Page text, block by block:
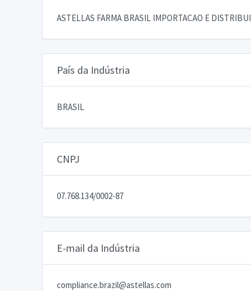
ASTELLAS FARMA BRASIL IMPORTACAO E
País da Indústria
BRASIL
CNPJ
07.768.134/0002-87
E-mail da Indústria
compliance.brazil@astellas.com